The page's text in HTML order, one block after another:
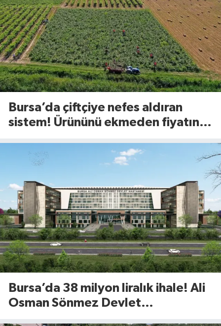
Bursa’da çiftçiye nefes aldıran
sistem! Ürününü ekmeden fiyatını
Bursa’da 38 milyon liralık ihale! Ali
Osman Sönmez Devlet